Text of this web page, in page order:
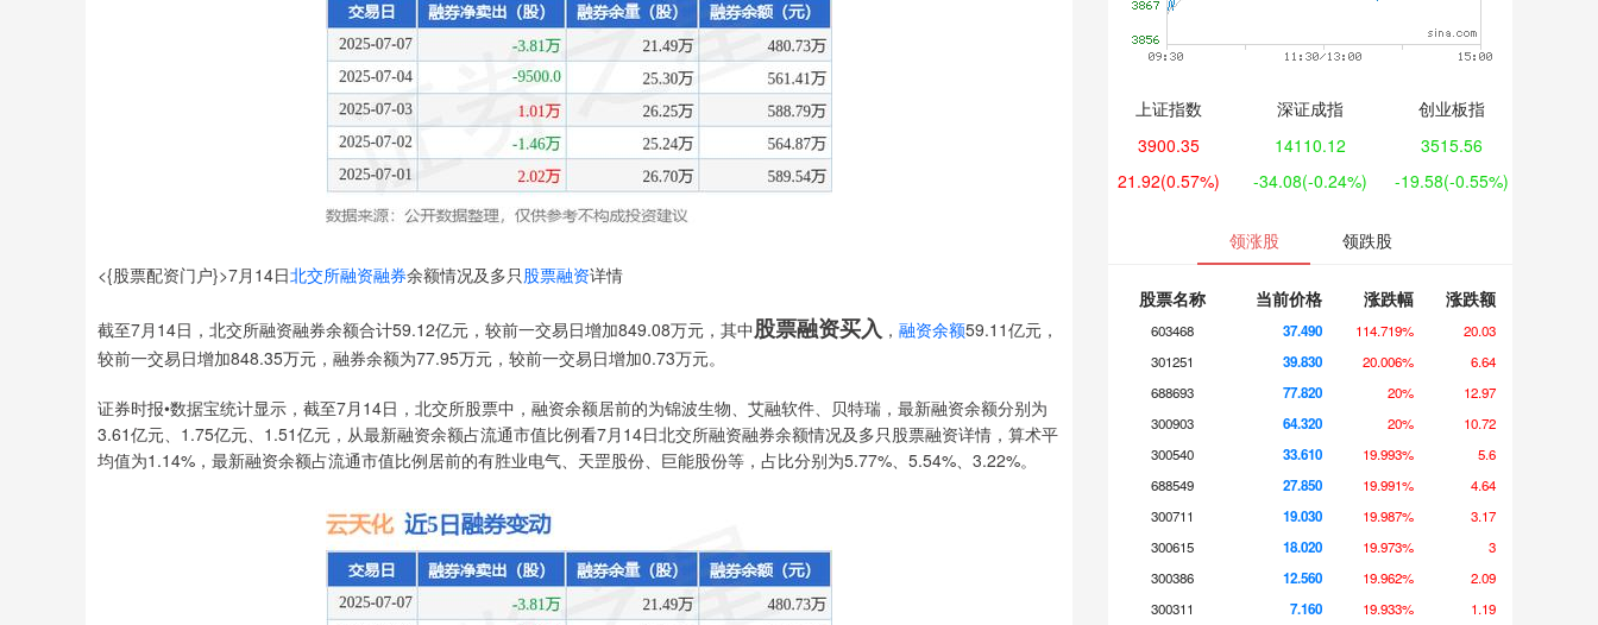
<{股票配资门户}>7月14日北交所融资融券余额情况及多只股票融资详情
截至7月14日，北交所融资融券余额合计59.12亿元，较前一交易日增加849.08万元，其中股票融资买入 ， 融资余额59.11亿元，
较前一交易日增加848.35万元，融券余额为77.95万元，较前一交易日增加0.73万元。
证券时报•数据宝统计显示，截至7月14日，北交所股票中，融资余额居前的为锦波生物、艾融软件、贝特瑞，最新融资余额分别为
3.61亿元、1.75亿元、1.51亿元，从最新融资余额占流通市值比例看7月14日北交所融资融券余额情况及多只股票融资详情，算术平
均值为1.14%，最新融资余额占流通市值比例居前的有胜业电气、天罡股份、巨能股份等，占比分别为5.77%、5.54%、3.22%。
上证指数
3900.35
21.92(0.57%)
深证成指
14110.12
-34.08(-0.24%)
创业板指
3515.56
-19.58(-0.55%)
领涨股 领跌股
股票名称 当前价格 涨跌幅 涨跌额
603468 37.490 114.719%
20.03
301251
39.830 20.006%
6.64
688693
77.820 20%
12.97
300903
64.320 20%
10.72
300540
33.610 19.993%
5.6
688549
27.850 19.991%
4.64
300711
19.030 19.987%
3.17
300615
18.020 19.973%
3
300386
12.560 19.962%
2.09
300311
7.160 19.933% 1.19